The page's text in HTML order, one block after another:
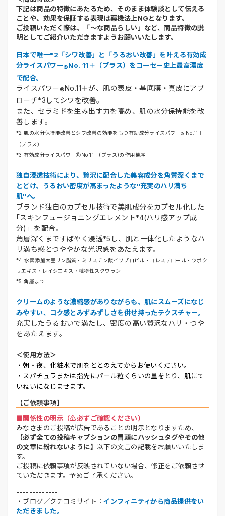
下記は商品の特徴にあたるため、そのまま体験談として伝える
ことや、効果を保証する表現は薬機法上NGとなります。
ご投稿いただく際は、「～な商品らしい」など、商品特徴の説
明としてご紹介いただきますようお願いいたします。
日本で唯一*2「シワ改善」と「うるおい改善」を叶える有効成
分ライスパワー®No. 11＋（プラス）をコーセー史上最高濃度
で配合。
ライスパワー®No.11＋が、肌の表皮・基底膜・真皮にアプ
ローチ*3してシワを改善。
また、セラミドを生み出す力を高め、肌の水分保持能を改
善します。
*2肌の水分保持能改善とシワ改善の効能をもつ有効成分ライスパワー® No.11＋
（プラス）
*3 有効成分ライスパワーⓇNo.11＋(プラス)の作用機序
独自浸透技術により、贅沢に配合した美容成分を角質深くまで
とどけ、うるおい密度が高まったような"充実のハリ満ち
肌"へ。
ブランド独自のカプセル技術で美肌成分をカプセル化した
｢スキンフュージョニングエレメント*4(ハリ感アップ成
分)」を配合。
角層深くまですばやく浸透*5し、肌と一体化したようなハ
リ満ち感とつややかな光沢感をあたえます。
*4 水素添加大豆リン脂質・ミリスチン酸イソプロピル・コレステロール・ツボク
サエキス・レイシエキス・植物性スクワラン
*5 角層まで
クリームのような濃縮感がありながらも、肌にスムーズになじ
みやすい、コク感とみずみずしさを併せ持ったテクスチャー。
充実したうるおいで満たし、密度の高い贅沢なハリ・つや
をあたえます。
＜使用方法＞
・朝・夜、化粧水で肌をととのえてからお使いください。
・スパチュラまたは指先にパール粒くらいの量をとり、肌にて
いねいになじませます。
【ご依頼事項】
■関係性の明示（⚠️必ずご確認ください）
みなさまのご投稿が広告であることの明示となりますため、
【必ず全ての投稿キャプションの冒頭にハッシュタグやその他
の文章に紛れないように】以下の文言の記載をお願いいたしま
す。
ご投稿に依頼事項が反映されていない場合、修正をご依頼させ
ていただきます。予めご了承ください。
-------------
・ブログ／クチコミサイト：インフィニティから商品提供をい
ただきました。